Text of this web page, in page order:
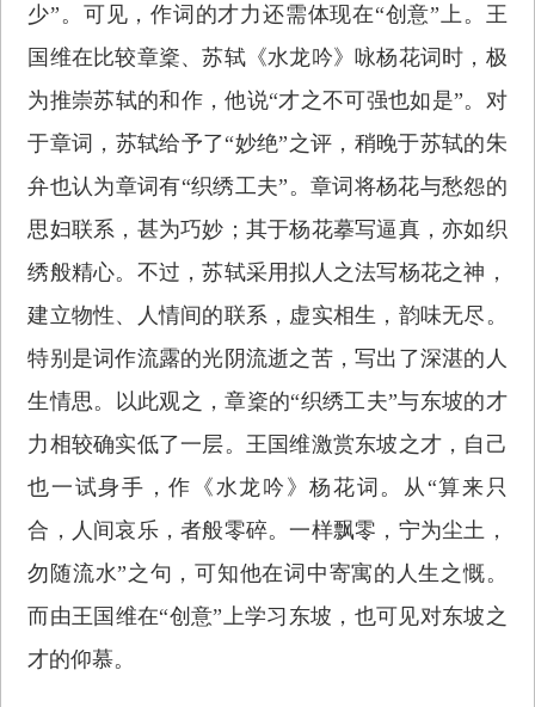
少”。可见，作词的才力还需体现在“创意”上。王
国维在比较章楶、苏轼《水龙吟》咏杨花词时，极
为推崇苏轼的和作，他说“才之不可强也如是”。对
于章词，苏轼给予了“妙绝”之评，稍晚于苏轼的朱
弁也认为章词有“织绣工夫”。章词将杨花与愁怨的
思妇联系，甚为巧妙；其于杨花摹写逼真，亦如织
绣般精心。不过，苏轼采用拟人之法写杨花之神，
建立物性、人情间的联系，虚实相生，韵味无尽。
特别是词作流露的光阴流逝之苦，写出了深湛的人
生情思。以此观之，章楶的“织绣工夫”与东坡的才
力相较确实低了一层。王国维激赏东坡之才，自己
也一试身手，作《水龙吟》杨花词。从“算来只
合，人间哀乐，者般零碎。一样飘零，宁为尘土，
勿随流水”之句，可知他在词中寄寓的人生之慨。
而由王国维在“创意”上学习东坡，也可见对东坡之
才的仰慕。